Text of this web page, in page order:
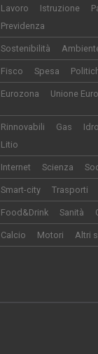
Lavoro Istruzione
Previdenza
Sostenibilità
Fisco Spesa
Eurozona Unione
Rinnovabili Gas
Litio
Internet Scienza
Smart-city Trasporti
Food&Drink Sanità
Calcio Motori Altri